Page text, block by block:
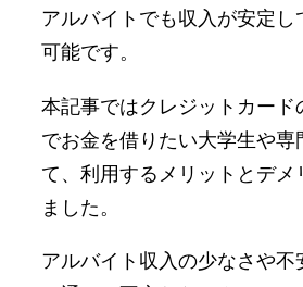
アルバイトでも収入が安定し
可能です。
本記事ではクレジットカード
でお金を借りたい大学生や専
て、利用するメリットとデメ
ました。
アルバイト収入の少なさや不